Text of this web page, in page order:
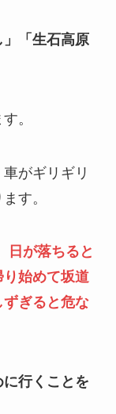
「生石高原
。
がギリギリ
す。
日が落ちると
始めて坂道
ぎると危な
行くことを